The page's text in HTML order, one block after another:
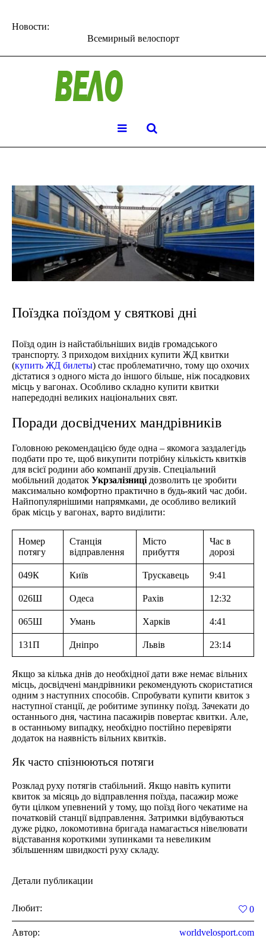
Новости:
Всемирный велоспорт
Поїздка поїздом у святкові дні
Поїзд один із найстабільніших видів громадського
транспорту. З приходом вихідних купити ЖД квитки
(купить ЖД билеты) стає проблематично, тому що охочих
дістатися з одного міста до іншого більше, ніж посадкових
місць у вагонах. Особливо складно купити квитки
напередодні великих національних свят.
Поради досвідчених мандрівників
Головною рекомендацією буде одна – якомога заздалегідь
подбати про те, щоб викупити потрібну кількість квитків
для всієї родини або компанії друзів. Спеціальний
мобільний додаток Укрзалізниці дозволить це зробити
максимально комфортно практично в будь-який час доби.
Найпопулярнішими напрямками, де особливо великий
брак місць у вагонах, варто виділити:
Номер
потягу
Станція
відправлення
Місто
прибуття
Час в
дорозі
049К Київ Трускавець 9:41
026Ш Одеса Рахів 12:32
065Ш Умань Харків 4:41
131П Дніпро Львів 23:14
Якщо за кілька днів до необхідної дати вже немає вільних
місць, досвідчені мандрівники рекомендують скористатися
одним з наступних способів. Спробувати купити квиток з
наступної станції, де робитиме зупинку поїзд. Зачекати до
останнього дня, частина пасажирів повертає квитки. Але,
в останньому випадку, необхідно постійно перевіряти
додаток на наявність вільних квитків.
Як часто спізнюються потяги
Розклад руху потягів стабільний. Якщо навіть купити
квиток за місяць до відправлення поїзда, пасажир може
бути цілком упевнений у тому, що поїзд його чекатиме на
початковій станції відправлення. Затримки відбуваються
дуже рідко, локомотивна бригада намагається нівелювати
відставання короткими зупинками та невеликим
збільшенням швидкості руху складу.
Детали публикации
Любит: 0
Автор: worldvelosport.com